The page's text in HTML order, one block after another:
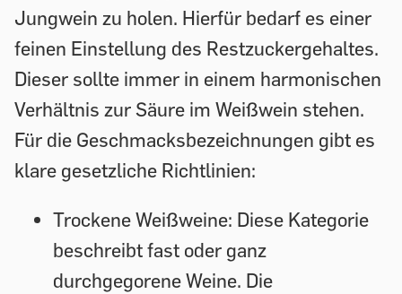
Jungwein zu holen. Hierfür bedarf es einer
feinen Einstellung des Restzuckergehaltes.
Dieser sollte immer in einem harmonischen
Verhältnis zur Säure im Weißwein stehen.
Für die Geschmacksbezeichnungen gibt es
klare gesetzliche Richtlinien:
Trockene Weißweine: Diese Kategorie
beschreibt fast oder ganz
durchgegorene Weine. Die